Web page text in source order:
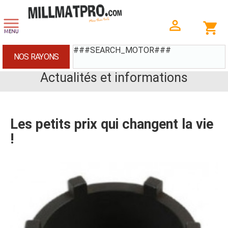
###SEARCH_MOTOR###
NOS RAYONS
Actualités et informations
Les petits prix qui changent la vie
!